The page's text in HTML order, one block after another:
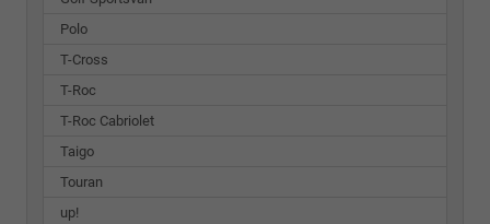
Polo
T-Cross
T-Roc
T-Roc Cabriolet
Taigo
Touran
up!